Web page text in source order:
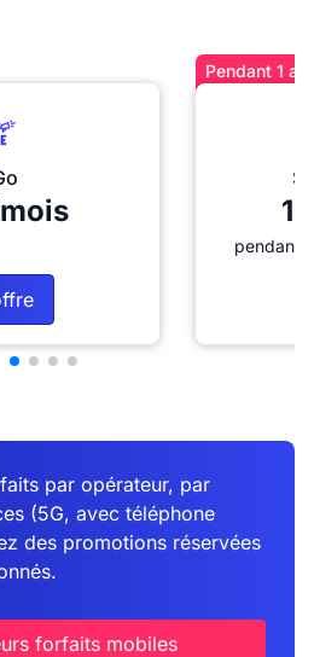
Pendant 1
pendant
par opérateur, par
(5G, avec téléphone
des promotions réservées
forfaits mobiles